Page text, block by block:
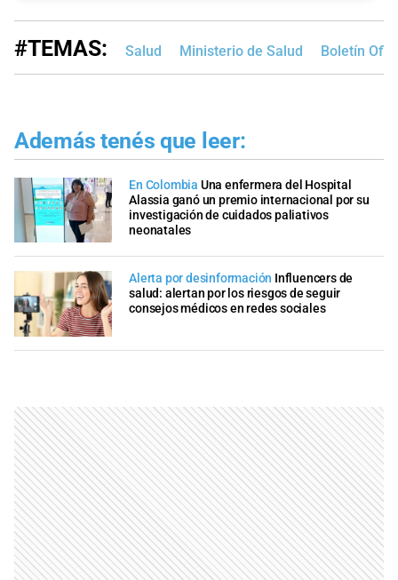
#TEMAS: Salud Ministerio de Salud Boletín
Además tenés que leer:
En Colombia Una enfermera del Hospital
Alassia ganó un premio internacional por su
investigación de cuidados paliativos
neonatales
Alerta por desinformación Influencers de
salud: alertan por los riesgos de seguir
consejos médicos en redes sociales